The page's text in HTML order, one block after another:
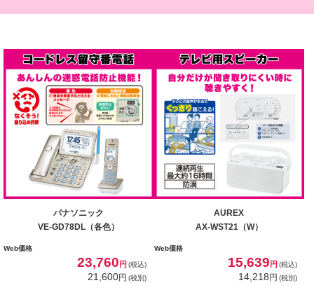
パナソニック
VE-GD78DL（各色）
Web価格
23,760 円 (税込)
21,600円 (税別)
AUREX
AX-WST21（W）
Web価格
15,639 円 (税込)
14,218 円 (税別)